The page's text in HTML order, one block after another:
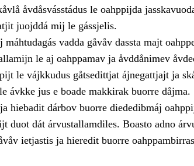
åvdåsvásstádus le oahppijda
juojddá mij le gássjelis.
vadda gåvåv dassta majt
le aj oahppamav ja åvddånimev
le vájkkudus gåtsedittjat ájnegattjajt ja
ávkke jus e boade makkirak buorre
hiebadit dárbov buorre diededibmáj
duot dát árvustallamdiles. Boasto adno
ietjastis ja hieredit buorre